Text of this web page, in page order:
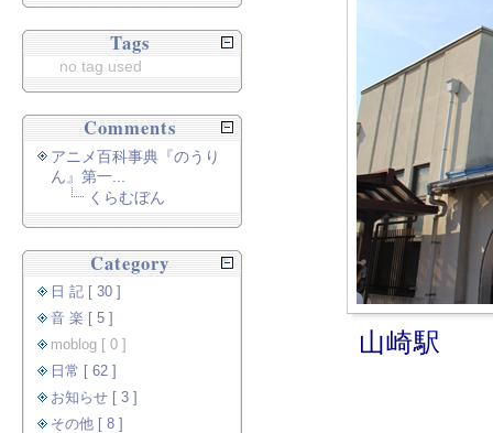
山崎駅
Tags
no tag used
Comments
アニメ百科事典『のうり
ん』第一...
くらむぼん
Category
日 記 [ 30 ]
音 楽 [ 5 ]
moblog [ 0 ]
日常 [ 62 ]
お知らせ [ 3 ]
その他 [ 8 ]